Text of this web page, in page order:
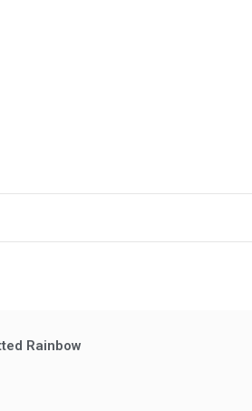
Rainbow